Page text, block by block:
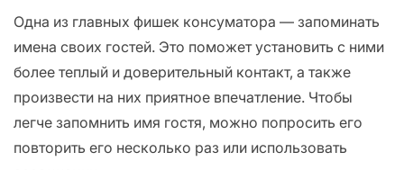
Одна из главных фишек консуматора — запоминать
имена своих гостей. Это поможет установить с ними
более теплый и доверительный контакт, а также
произвести на них приятное впечатление. Чтобы
легче запомнить имя гостя, можно попросить его
повторить его несколько раз или использовать